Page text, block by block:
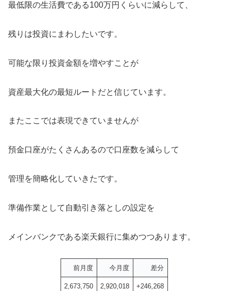
最低限の生活費である100万円くらいに減らして、
残りは投資にまわしたいです。
可能な限り投資金額を増やすことが
資産最大化の最短ルートだと信じています。
またここでは表現できていませんが
預金口座がたくさんあるので口座数を減らして
管理を簡略化していきたです。
準備作業として自動引き落としの設定を
メインバンクである楽天銀行に集めつつあります。
前月度 今月度 差分
2,673,750 2,920,018 +246,268